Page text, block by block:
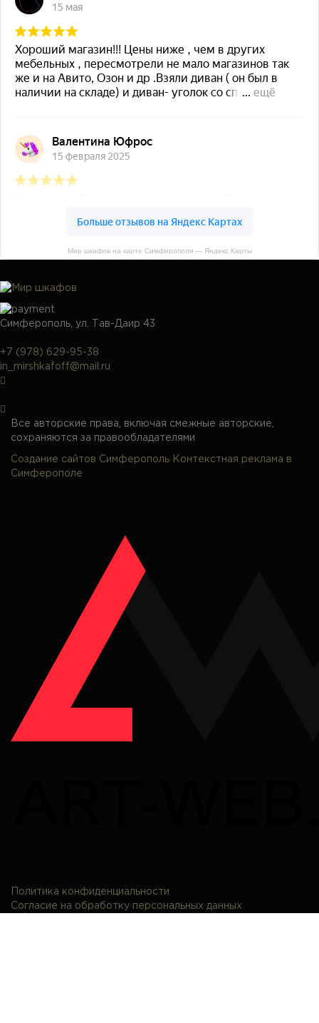
Мир шкафов на карте Симферополя — Яндекс Карты
Симферополь, ул. Тав-Даир 43
+7 (978) 629-95-38
in_mirshkafoff@mail.ru
Все авторские права, включая смежные авторские,
сохраняются за правообладателями
Создание сайтов Симферополь Контекстная реклама в
Симферополе
Политика конфиденциальности
Согласие на обработку персональных данных